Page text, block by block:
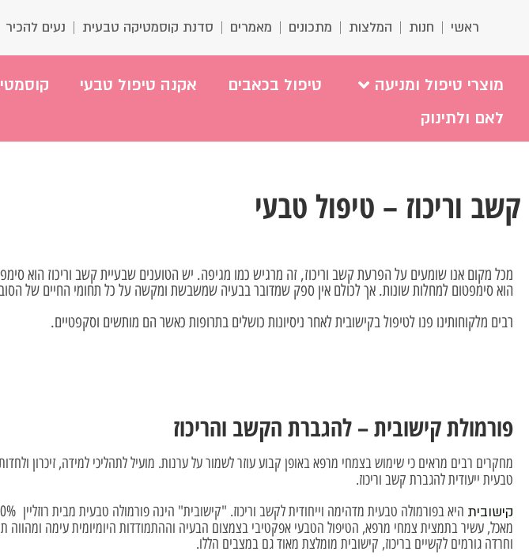
ראשי חנות המלצות מתכונים מאמרים סדנת קוסמטיקה טבעית נעים להכיר
מוצרי טיפול ומניעה טיפול בכאבים אקנה טיפול טבעי
לאם ולתינוק
קשב וריכוז – טיפול טבעי
מכל מקום אנו שומעים על הפרעת קשב וריכוז, זה מרגיש כמו מגיפה. יש הטוענים שבעיית קשב וריכוז הוא
הוא סימפטום למחלות שונות. אך לכולם אין ספק שמדובר בבעיה שמשבשת ומקשה על כל תחומי החיים של
רבים מלקוחותינו פנו לטיפול בקישובית לאחר ניסיונות כושלים בתרופות כאשר הם מותשים וסקפטיים.
פורמולת קישובית – להגברת הקשב והריכוז
מחקרים רבים מראים כי שימוש בצמחי מרפא באופן קבוע עוזר לשמור על ערנות. מועיל לתהליכי למידה, זיכרון
טבעית ייעודית להגברת קשב וריכוז.
קישובית
מאכל, עשיר בתמצית צמחי מרפא, הטיפול הטבעי אפקטיבי בצמצום הבעיה וההתמודדות היומיומית עימה ומהווה
וחרדה גורמים לקשיים בריכוז, קישובית מומלצת מאוד גם במצבים הללו.